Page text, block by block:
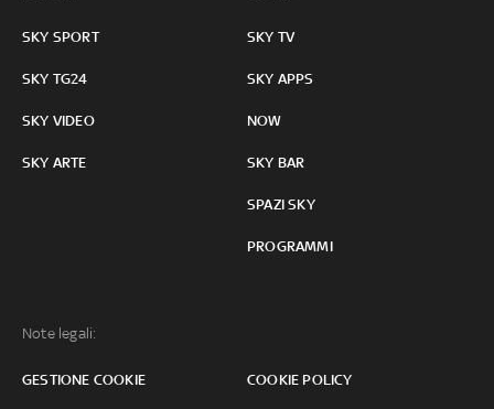
SKY SPORT
SKY TG24
SKY VIDEO
SKY ARTE
SKY TV
SKY APPS
NOW
SKY BAR
SPAZI SKY
PROGRAMMI
Note legali:
GESTIONE COOKIE COOKIE POLICY